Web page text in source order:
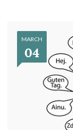
MARCH
04